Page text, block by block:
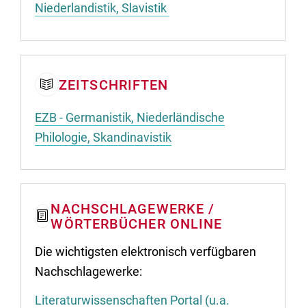
Niederlandistik, Slavistik
ZEITSCHRIFTEN
EZB - Germanistik, Niederländische
Philologie, Skandinavistik
NACHSCHLAGEWERKE /
WÖRTERBÜCHER ONLINE
Die wichtigsten elektronisch verfügbaren
Nachschlagewerke:
Literaturwissenschaften Portal (u.a.